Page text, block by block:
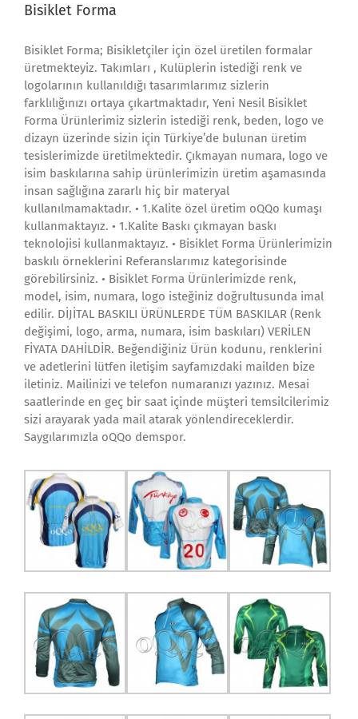
Bisiklet Forma
Bisiklet Forma; Bisikletçiler için özel üretilen formalar
üretmekteyiz. Takımları , Kulüplerin istediği renk ve
logolarının kullanıldığı tasarımlarımız sizlerin
farklılığınızı ortaya çıkartmaktadır, Yeni Nesil Bisiklet
Forma Ürünlerimiz sizlerin istediği renk, beden, logo ve
dizayn üzerinde sizin için Türkiye’de bulunan üretim
tesislerimizde üretilmektedir. Çıkmayan numara, logo ve
isim baskılarına sahip ürünlerimizin üretim aşamasında
insan sağlığına zararlı hiç bir materyal
kullanılmamaktadır. • 1.Kalite özel üretim oQQo kumaşı
kullanmaktayız. • 1.Kalite Baskı çıkmayan baskı
teknolojisi kullanmaktayız. • Bisiklet Forma Ürünlerimizin
baskılı örneklerini Referanslarımız kategorisinde
görebilirsiniz. • Bisiklet Forma Ürünlerimizde renk,
model, isim, numara, logo isteğiniz doğrultusunda imal
edilir. DİJİTAL BASKILI ÜRÜNLERDE TÜM BASKILAR (Renk
değişimi, logo, arma, numara, isim baskıları) VERİLEN
FİYATA DAHİLDİR. Beğendiğiniz Ürün kodunu, renklerini
ve adetlerini lütfen iletişim sayfamızdaki mailden bize
iletiniz. Mailinizi ve telefon numaranızı yazınız. Mesai
saatlerinde en geç bir saat içinde müşteri temsilcilerimiz
sizi arayarak yada mail atarak yönlendireceklerdir.
Saygılarımızla oQQo demspor.